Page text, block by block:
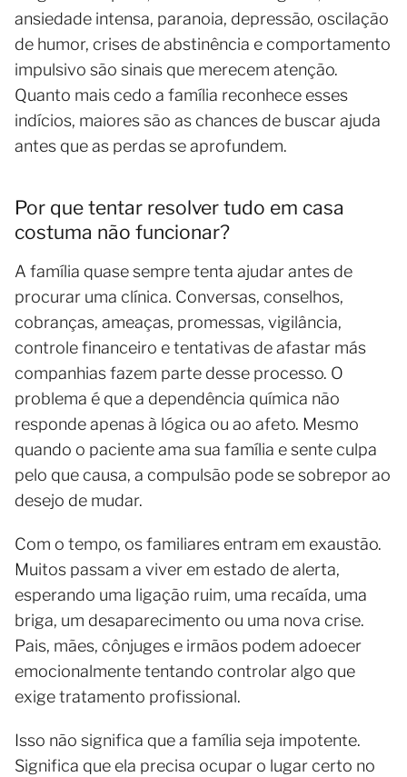
ansiedade intensa, paranoia, depressão, oscilação
de humor, crises de abstinência e comportamento
impulsivo são sinais que merecem atenção.
Quanto mais cedo a família reconhece esses
indícios, maiores são as chances de buscar ajuda
antes que as perdas se aprofundem.
Por que tentar resolver tudo em casa
costuma não funcionar?
A família quase sempre tenta ajudar antes de
procurar uma clínica. Conversas, conselhos,
cobranças, ameaças, promessas, vigilância,
controle financeiro e tentativas de afastar más
companhias fazem parte desse processo. O
problema é que a dependência química não
responde apenas à lógica ou ao afeto. Mesmo
quando o paciente ama sua família e sente culpa
pelo que causa, a compulsão pode se sobrepor ao
desejo de mudar.
Com o tempo, os familiares entram em exaustão.
Muitos passam a viver em estado de alerta,
esperando uma ligação ruim, uma recaída, uma
briga, um desaparecimento ou uma nova crise.
Pais, mães, cônjuges e irmãos podem adoecer
emocionalmente tentando controlar algo que
exige tratamento profissional.
Isso não significa que a família seja impotente.
Significa que ela precisa ocupar o lugar certo no